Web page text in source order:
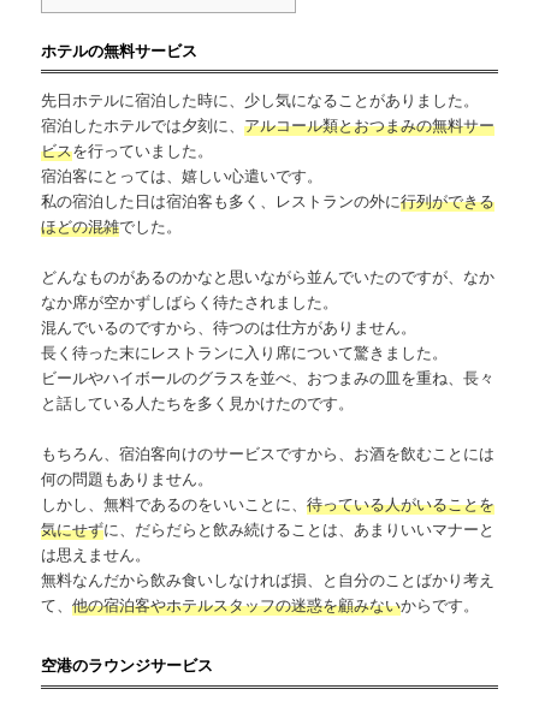
ホテルの無料サービス
先日ホテルに宿泊した時に、少し気になることがありました。
宿泊したホテルでは夕刻に、アルコール類とおつまみの無料サー
ビスを行っていました。
宿泊客にとっては、嬉しい心遣いです。
私の宿泊した日は宿泊客も多く、レストランの外に行列ができる
ほどの混雑でした。
どんなものがあるのかなと思いながら並んでいたのですが、なか
なか席が空かずしばらく待たされました。
混んでいるのですから、待つのは仕方がありません。
長く待った末にレストランに入り席について驚きました。
ビールやハイボールのグラスを並べ、おつまみの皿を重ね、長々
と話している人たちを多く見かけたのです。
もちろん、宿泊客向けのサービスですから、お酒を飲むことには
何の問題もありません。
しかし、無料であるのをいいことに、待っている人がいることを
気にせずに、だらだらと飲み続けることは、あまりいいマナーと
は思えません。
無料なんだから飲み食いしなければ損、と自分のことばかり考え
て、他の宿泊客やホテルスタッフの迷惑を顧みないからです。
空港のラウンジサービス